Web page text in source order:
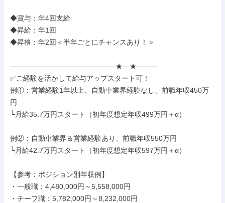
◆賞与：年4回支給
◆昇給：年1回
◆昇格：年2回＜半年ごとにチャンスあり！＞
―――――――――――――――★―★―――
✅ご経験を活かして給与アップスタート可！
例①：営業経験1年以上、自動車業界経験なし、前職年収450万
円
└月給35.7万円スタート（初年度想定年収499万円＋α）
例②：自動車業界＆営業経験あり、前職年収550万円
└月給42.7万円スタート（初年度想定年収597万円＋α）
【参考：ポジション別年収例】
・一般職：4,480,000円～5,558,000円
・チーフ職：5,782,000円～8,232,000円